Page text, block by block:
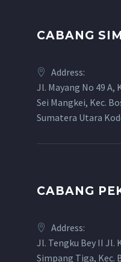
CABANG
Address:
Jl. Mayang No 49 A,
Sei Mangkei, Kec.
Sumatera Utara
CABANG
Address:
Jl. Tengku Bey II Jl.
Simpang Tiga, Kec.